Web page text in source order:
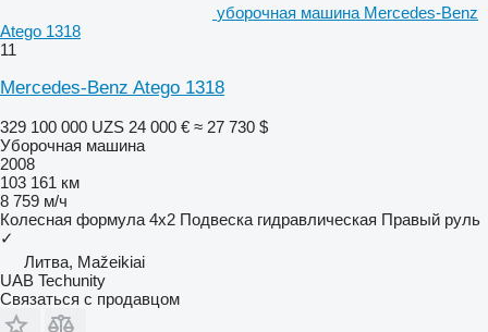
уборочная машина Mercedes-Benz
Atego 1318
11
Mercedes-Benz Atego 1318
329 100 000 UZS 24 000 € ≈ 27 730 $
Уборочная машина
2008
103 161 км
8 759 м/ч
Колесная формула 4x2 Подвеска гидравлическая Правый руль
✓
Литва, Mažeikiai
UAB Techunity
Связаться с продавцом